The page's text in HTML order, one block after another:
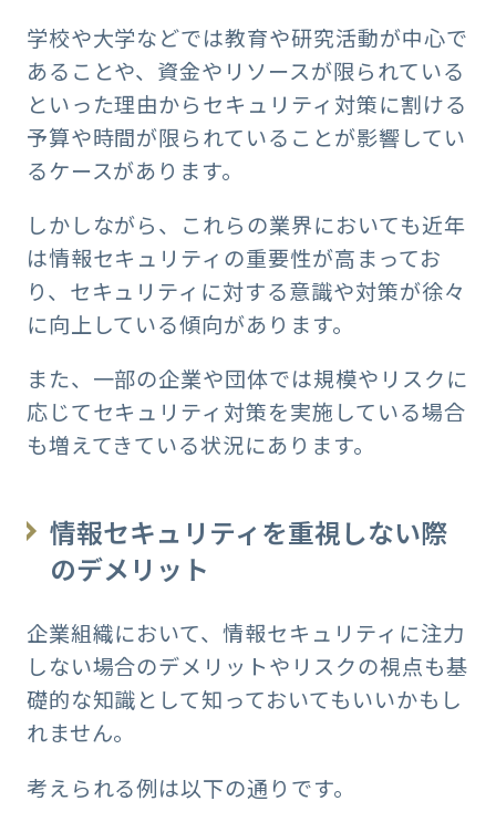
学校や大学などでは教育や研究活動が中心で
あることや、資金やリソースが限られている
といった理由からセキュリティ対策に割ける
予算や時間が限られていることが影響してい
るケースがあります。
しかしながら、これらの業界においても近年
は情報セキュリティの重要性が高まってお
り、セキュリティに対する意識や対策が徐々
に向上している傾向があります。
また、一部の企業や団体では規模やリスクに
応じてセキュリティ対策を実施している場合
も増えてきている状況にあります。
情報セキュリティを重視しない際
のデメリット
企業組織において、情報セキュリティに注力
しない場合のデメリットやリスクの視点も基
礎的な知識として知っておいてもいいかもし
れません。
考えられる例は以下の通りです。